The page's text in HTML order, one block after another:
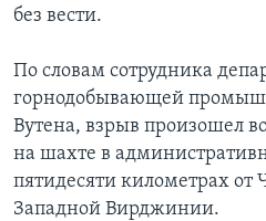
ДЕТАЛИ
АМЕРИКА. БОЛЬШОЕ
АМЕРИКАНСКИЕ ГОРОДКИ
УЧИМ АНГЛИЙСКИЙ
ПОДПИСКА НА НОВОСТИ
Learning English
СОЦИАЛЬНЫЕ СЕТИ
без вести.
По словам сотрудника
горнодобывающей
Вутена, взрыв произошел
на шахте в
пятидесяти километрах от
Западной Вирджинии.